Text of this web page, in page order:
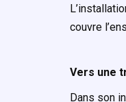
couvre
Vers une
Dans son